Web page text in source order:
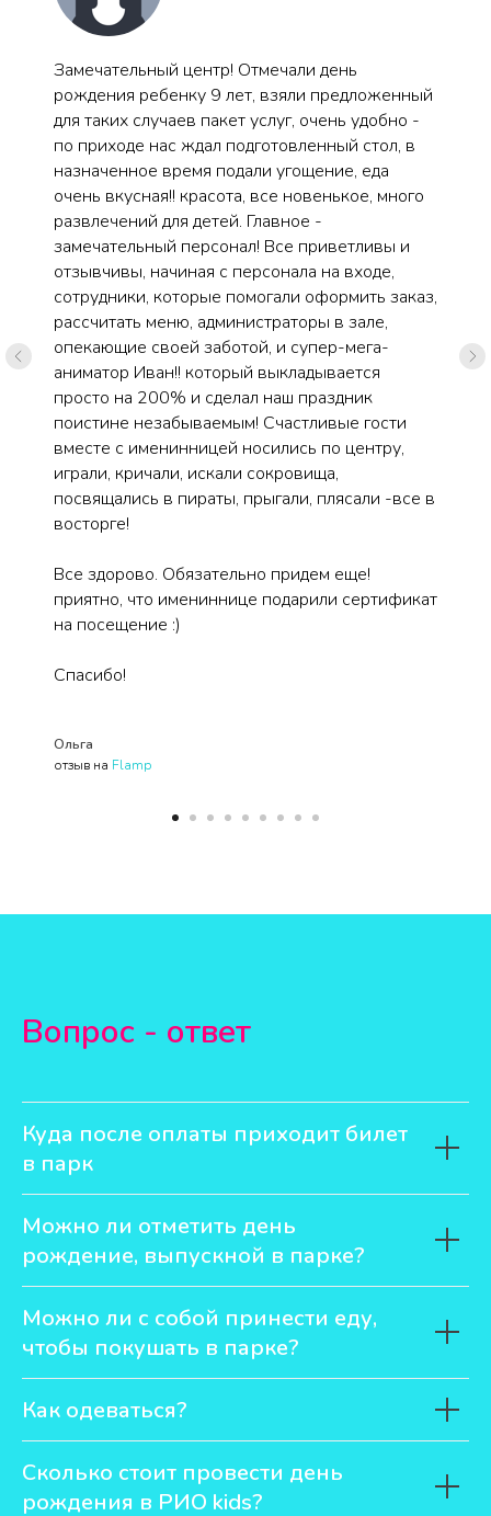
Замечательный центр! Отмечали день
рождения ребенку 9 лет, взяли предложенный
для таких случаев пакет услуг, очень удобно -
по приходе нас ждал подготовленный стол, в
назначенное время подали угощение, еда
очень вкусная!! красота, все новенькое, много
развлечений для детей. Главное -
замечательный персонал! Все приветливы и
отзывчивы, начиная с персонала на входе,
сотрудники, которые помогали оформить заказ,
рассчитать меню, администраторы в зале,
опекающие своей заботой, и супер-мега-
аниматор Иван!! который выкладывается
просто на 200% и сделал наш праздник
поистине незабываемым! Счастливые гости
вместе с именинницей носились по центру,
играли, кричали, искали сокровища,
посвящались в пираты, прыгали, плясали -все в
восторге!
Все здорово. Обязательно придем еще!
приятно, что имениннице подарили сертификат
на посещение :)
Спасибо!
Ольга
отзыв на Flamp
Вопрос - ответ
Куда после оплаты приходит билет
в парк
Можно ли отметить день
рождение, выпускной в парке?
Можно ли с собой принести еду,
чтобы покушать в парке?
Как одеваться?
Сколько стоит провести день
рождения в РИО kids?